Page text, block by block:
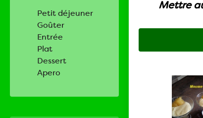
Petit déjeuner
Goûter
Entrée
Plat
Dessert
Apero
Mettre